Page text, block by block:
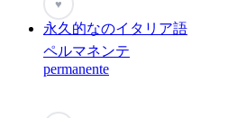
♥
永久的なのイタリア語
ペルマネンテ
permanente